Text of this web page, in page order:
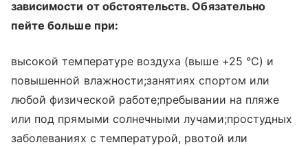
зависимости от обстоятельств. Обязательно
пейте больше при:
высокой температуре воздуха (выше +25 °C) и
повышенной влажности;занятиях спортом или
любой физической работе;пребывании на пляже
или под прямыми солнечными лучами;простудных
заболеваниях с температурой, рвотой или